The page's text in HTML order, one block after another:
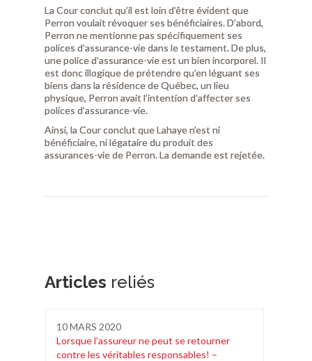
La Cour conclut qu’il est loin d’être évident que
Perron voulait révoquer ses bénéficiaires. D’abord,
Perron ne mentionne pas spécifiquement ses
polices d’assurance-vie dans le testament. De plus,
une police d’assurance-vie est un bien incorporel. Il
est donc illogique de prétendre qu’en léguant ses
biens dans la résidence de Québec, un lieu
physique, Perron avait l’intention d’affecter ses
polices d’assurance-vie.
Ainsi, la Cour conclut que Lahaye n’est ni
bénéficiaire, ni légataire du produit des
assurances-vie de Perron. La demande est rejetée.
Articles reliés
10MARS 2020
Lorsque l’assureur ne peut se retourner
contre les véritables responsables! –